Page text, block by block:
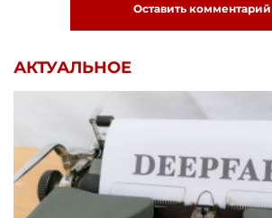
Оставить комментарий
АКТУАЛЬНОЕ